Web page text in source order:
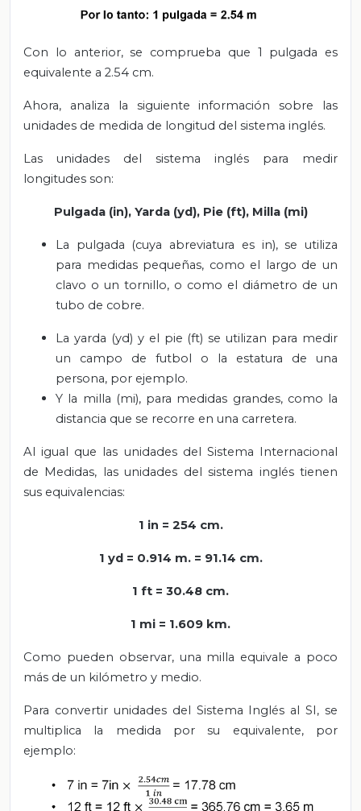
Con lo anterior, se comprueba que 1 pulgada es
equivalente a 2.54 cm.
Ahora, analiza la siguiente información sobre las
unidades de medida de longitud del sistema inglés.
Las unidades del sistema inglés para medir
longitudes son:
Pulgada (in), Yarda (yd), Pie (ft), Milla (mi)
La pulgada (cuya abreviatura es in), se utiliza
para medidas pequeñas, como el largo de un
clavo o un tornillo, o como el diámetro de un
tubo de cobre.
La yarda (yd) y el pie (ft) se utilizan para medir
un campo de futbol o la estatura de una
persona, por ejemplo.
Y la milla (mi), para medidas grandes, como la
distancia que se recorre en una carretera.
Al igual que las unidades del Sistema Internacional
de Medidas, las unidades del sistema inglés tienen
sus equivalencias:
1 in = 254 cm.
1 yd = 0.914 m. = 91.14 cm.
1 ft = 30.48 cm.
1 mi = 1.609 km.
Como pueden observar, una milla equivale a poco
más de un kilómetro y medio.
Para convertir unidades del Sistema Inglés al SI, se
multiplica la medida por su equivalente, por
ejemplo: